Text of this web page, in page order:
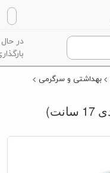
در حال
بهداشتی و سرگرمی